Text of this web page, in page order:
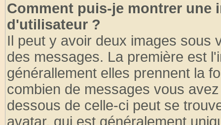
Comment puis-je montrer une
d'utilisateur ?
Il peut y avoir deux images sous
des messages. La première est
générallement elles prennent la
combien de messages vous
dessous de celle-ci peut se
avatar, qui est généralement